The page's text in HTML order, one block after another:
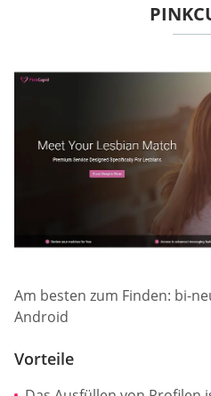
Am besten zum Finden: bi-
Android
Vorteile